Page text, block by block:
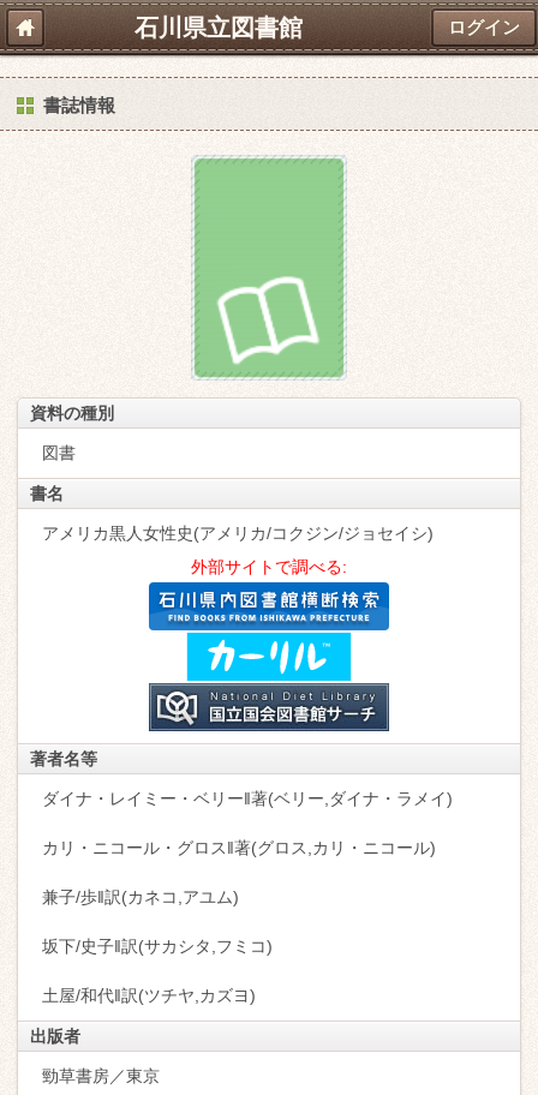
石川県立図書館 ログイン
書誌情報
資料の種別
図書
書名
アメリカ黒人女性史(アメリカ/コクジン/ジョセイシ)
外部サイトで調べる:
著者名等
ダイナ・レイミー・ベリー‖著(ベリー,ダイナ・ラメイ)
カリ・ニコール・グロス‖著(グロス,カリ・ニコール)
兼子/歩‖訳(カネコ,アユム)
坂下/史子‖訳(サカシタ,フミコ)
土屋/和代‖訳(ツチヤ,カズヨ)
出版者
勁草書房／東京